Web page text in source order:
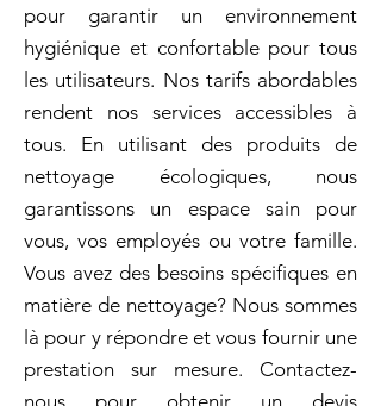
pour garantir un environnement
hygiénique et confortable pour tous
les utilisateurs. Nos tarifs abordables
rendent nos services accessibles à
tous. En utilisant des produits de
nettoyage écologiques, nous
garantissons un espace sain pour
vous, vos employés ou votre famille.
Vous avez des besoins spécifiques en
matière de nettoyage? Nous sommes
là pour y répondre et vous fournir une
prestation sur mesure. Contactez-
nous pour obtenir un devis